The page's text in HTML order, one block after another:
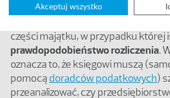
Tak zwana „aktywowana strata
”
części majątku, w przypadku której
prawdopodobieństwo rozliczenia.
oznacza to, że księgowi muszą
pomocą doradców podatkowych)
przeanalizować, czy
Akceptuj wszystko